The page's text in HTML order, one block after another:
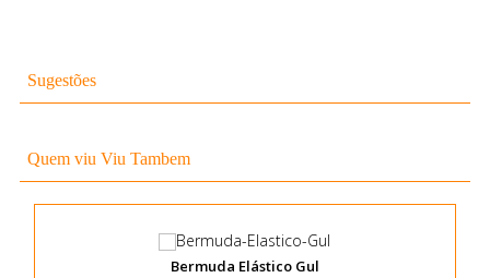
Sugestões
Quem viu Viu Tambem
Bermuda Elástico Gul